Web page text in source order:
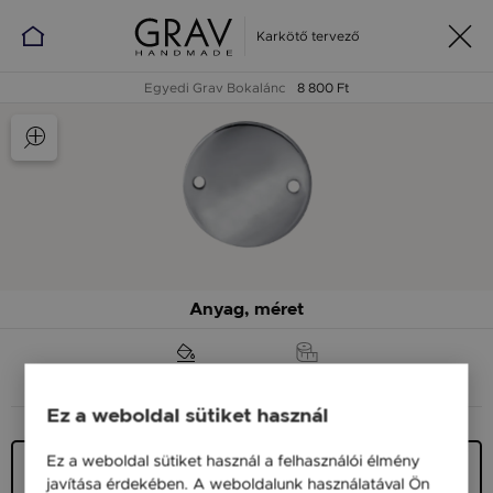
Karkötő tervező
Egyedi Grav Bokalánc 8 800 Ft
Anyag, méret
Ezüst 925
8 800 Ft
Ez a weboldal sütiket használ
Ez a weboldal sütiket használ a felhasználói élmény
javítása érdekében. A weboldalunk használatával Ön